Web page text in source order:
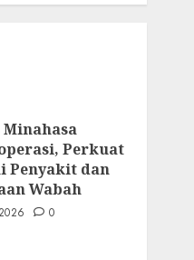
Perkuat
Penyakit dan
Wabah
0